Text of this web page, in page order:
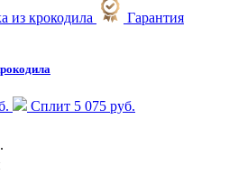
Гарантия
Сплит 5 075 руб.